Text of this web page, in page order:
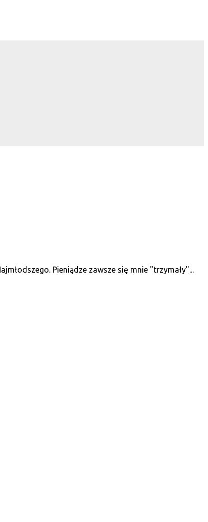
Pieniądze zawsze się mnie "trzymały"...